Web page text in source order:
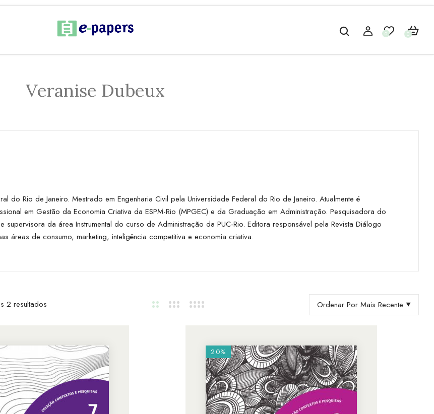
0 0
Veranise Dubeux
do Rio de Janeiro. Mestrado em Engenharia Civil pela Universidade Federal do Rio de Janeiro. Atualmente é
em Gestão da Economia Criativa da ESPM-Rio (MPGEC) e da Graduação em Administração. Pesquisadora do
da área Instrumental do curso de Administração da PUC-Rio. Editora responsável pela Revista Diálogo
áreas de consumo, marketing, inteligência competitiva e economia criativa.
2 resultados Ordenar Por Mais Recente
20%